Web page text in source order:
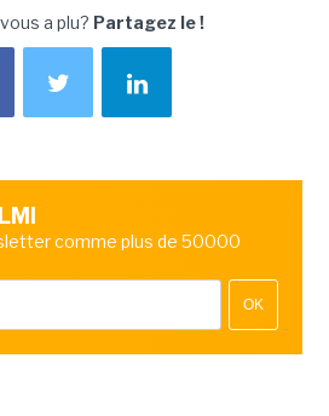
a plu? Partagez le !
comme plus de 50000
OK